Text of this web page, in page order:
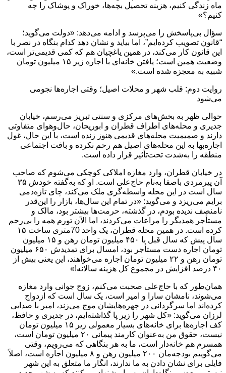
ماه زندگی کنیم، هزینه تحصیل بچه‌ها، خوراک و پوشاک را چه
کنیم؟»
سؤال بی‌پاسخش را می‌پرسد و ادامه می‌دهد: «دولت می‌گوید؛
“قانون تصویب کرده‌ایم”، اما بیاید و نشان دهد کدام بنگاه در نصر با
این قانون کار می‌کند، در همین یاغچیان هم که کمی قدیمی‌تر است،
وضعیت همین است؛ یافتن خانه‌ای با اجاره زیر ۱۵ میلیون تومان
شبیه به معجزه شده است.»
روایت دوم: قلب شهر و محلات اصیل؛ وقتی اجاره‌ها نجومی
می‌شود
حوالی ظهر به بخش‌های مرکزی و سنتی تبریز می‌رسم، خیابان
جدیری و محله‌های اطراف قطران و ابوریحان، حال‌وهوای متفاوتی
دارند و صمیمیت محله‌های قدیمی هنوز زنده است، با این حال، غول
اجاره‌بها به این محله‌های اصیل هم رحم نکرده و بافت اجتماعی
منطقه را به‌شدت تحت‌تأثیر قرار داده است.
در خیابان قطران، وارد مغازه املاکی کوچکی می‌شوم که صاحب
آن پیرمردی باصفا به‌نام حاج‌علی است. او که به‌گفته خودش ۳۵
سال است در این محله واسطه‌گری ملک می‌کند، چای تازه‌دمی
برایم می‌ریزد و می‌گوید: «در تمام این سال‌ها، بازار را این‌قدر
نامنصف ندیده بودم، در گذشته، حرمت‌ها بیشتر بود، مالک و
مستأجر همدیگر را مراعات می‌کردند، اما الآن تورم همه را بی‌رحم
کرده است. در همین محله قطران، یک واحد 70متری ساخت ۱۵
سال پیش که سال قبل با ۴۵۰ میلیون تومان رهن و ۱۵ میلیون
تومان اجاره دست مستأجر بود، امسال برای تمدیدش ۶۵۰ میلیون
تومان رهن و ۲۲ میلیون تومان اجاره می‌خواهند، این یعنی بیش از
۴۰ درصد افزایش در مجموع کل هزینه سالانه!»
همان‌طور که با حاج‌علی صحبت می‌کنم، زوج جوانی وارد مغازه
می‌شوند، نامشان سارا و امیر است، یک سال است که ازدواج
کرده‌اند اما سرگردانی در چهره‌هایشان موج می‌زند، امیر با صدایی
لرزان می‌گوید: «کل شهر را زیر پا گذاشته‌ایم، در جدیری و حافظ،
کف اجاره‌ها برای خانه‌های بسیار معمولی زیر ۱۵ میلیون تومان
نیست، حقوق من به‌عنوان کارمند پیمانی ۲۰ میلیون تومان است،
همسرم هم خانه‌دار است، ما به هر بنگاهی که می‌رویم، وقتی
می‌گوییم بودجه‌مان ۲۰۰ میلیون رهن و ۸ میلیون اجاره است، اصلاً
فایلی برای نشان دادن به ما ندارند، انگار ما متعلق به این شهر